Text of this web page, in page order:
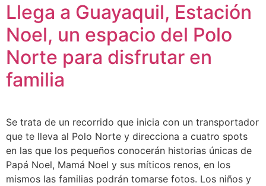
Llega a Guayaquil, Estación
Noel, un espacio del Polo
Norte para disfrutar en
familia
Se trata de un recorrido que inicia con un transportador
que te lleva al Polo Norte y direcciona a cuatro spots
en las que los pequeños conocerán historias únicas de
Papá Noel, Mamá Noel y sus míticos renos, en los
mismos las familias podrán tomarse fotos. Los niños y